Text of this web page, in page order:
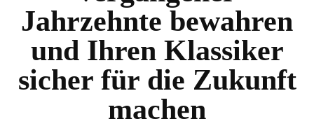
Jahrzehnte bewahren
und Ihren Klassiker
sicher für die Zukunft
machen